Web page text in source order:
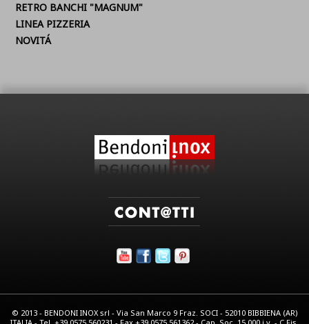
RETRO BANCHI "MAGNUM"
LINEA PIZZERIA
NOVITÁ
© 2013 - BENDONI INOX srl - Via San Marco 9 Fraz. SOCI - 52010 BIBBIENA (AR)